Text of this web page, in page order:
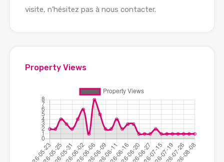
visite, n’hésitez pas à nous contacter.
Property Views